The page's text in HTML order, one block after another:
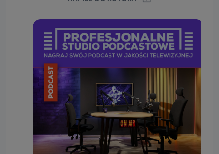
ograniczenia ich przetwarzania oraz prawo wniesienia
sprzeciwu wobec ich przetwarzania.
Do kiedy Państwa dane osobowe będą
przechowywane?
Do czasu wycofania zgody lub, jeśli dane będą
przetwarzane na podstawie prawnie uzasadnionego celu
administratora – do momentu wniesienia sprzeciwu.
Jakie dane osobowe przetwarzamy?
Przetwarzane kategorie Państwa danych osobowych to
dane, które pochodzą bezpośrednio od Państwa (lub
zostały przekazane w Państwa imieniu) lub dane osobowe,
które zostały zebrane ze źródeł publicznie dostępnych, w
szczególności: imię i nazwisko, adres e-mail, telefon